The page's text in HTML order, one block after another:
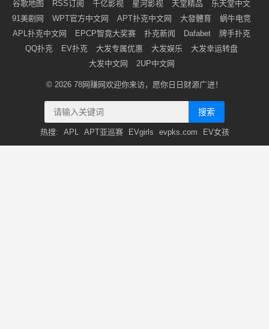
谷歌地图
RSS订阅 千亿影视 星河影视 天堂精品
乐天堂中文
91美剧网
WPT官方中文网 APT扑克中文网 大發體育
蜗牛电竞
APL扑克中文网
EPCP智竟大奖赛 扑克新闻 Dafabet
牌手扑克
QQ扑克
EV扑克 大发专属优惠 大发娱乐
大发幸运转盘
大发中文网
2UP中文网
© 2026 78网赚网欢迎你来访，愿你日日财源广进！
搜索
热搜: APL APT亚巡赛 EVgirls evpks.com EV女孩